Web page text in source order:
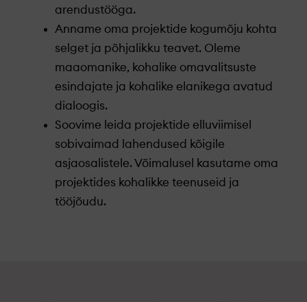
arendustööga.
Anname oma projektide kogumõju kohta
selget ja põhjalikku teavet. Oleme
maaomanike, kohalike omavalitsuste
esindajate ja kohalike elanikega avatud
dialoogis.
Soovime leida projektide elluviimisel
sobivaimad lahendused kõigile
asjaosalistele. Võimalusel kasutame oma
projektides kohalikke teenuseid ja
tööjõudu.